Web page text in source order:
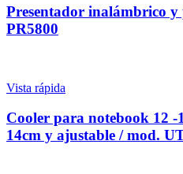
Presentador inalámbrico
PR5800
Vista rápida
Cooler para notebook 12
14cm y ajustable / mod.